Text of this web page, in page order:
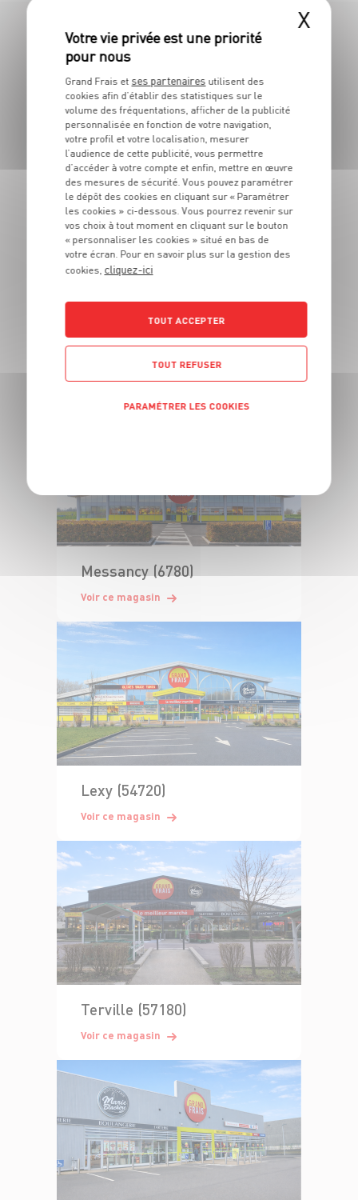
LES MAGASINS
À PROXIMITÉ
Vous souhaitez connaitre les magasins proches de votre
Grand Frais habituel ? Trouvez ci-dessous ceux qui sont les
plus proches !
Contern (L5315)
Messancy (6780)
Voir ce magasin
Lexy (54720)
Voir ce magasin
Terville (57180)
Voir ce magasin
X
Grand Frais et ses partenaires utilisent des
cookies afin d’établir des statistiques sur le
volume des fréquentations, afficher de la publicité
personnalisée en fonction de votre navigation,
votre profil et votre localisation, mesurer
l’audience de cette publicité, vous permettre
d’accéder à votre compte et enfin, mettre en œuvre
des mesures de sécurité. Vous pouvez paramétrer
le dépôt des cookies en cliquant sur « Paramétrer
les cookies » ci-dessous. Vous pourrez revenir sur
vos choix à tout moment en cliquant sur le bouton
« personnaliser les cookies » situé en bas de
votre écran. Pour en savoir plus sur la gestion des
cookies, cliquez-ici
TOUT ACCEPTER
TOUT REFUSER
PARAMÉTRER LES COOKIES